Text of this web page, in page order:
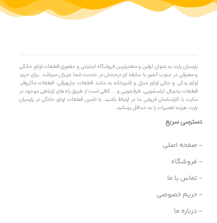
پارسیان پارت به عنوان اولین و معتبرترین فروشگاه اینترنتی و حضوری قطعات لوازم خانگی
و مصرفی در جنوب کشور با سابقه ای درخشان در خدمت شما عزیزان میباشد. برای خرید
لوازم یدکی و جانی لوازم منزل و آشپزخانه به مانند قطعات جاروبرقی، قطعات ماکروفر،
قطعات یخچال، لباسشویی، ظرفشویی و … کافی است از طریق راه های ارتباطی موجود در
سایت با کارشناسان فروش ما در ارتباط باشید. با تامین قطعات لوازم خانگی در پارسیان
پارت، هزینه تعمیرات را به حداقل برسانید.
دسترسی سریع
- صفحه اصلی
- فروشگاه
- تماس با ما
- حریم خصوصی
- درباره ما